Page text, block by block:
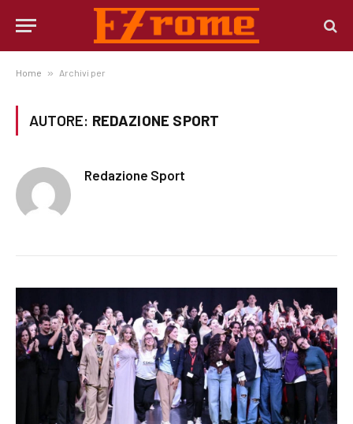
Home » Archivi per
AUTORE: REDAZIONE SPORT
Redazione Sport